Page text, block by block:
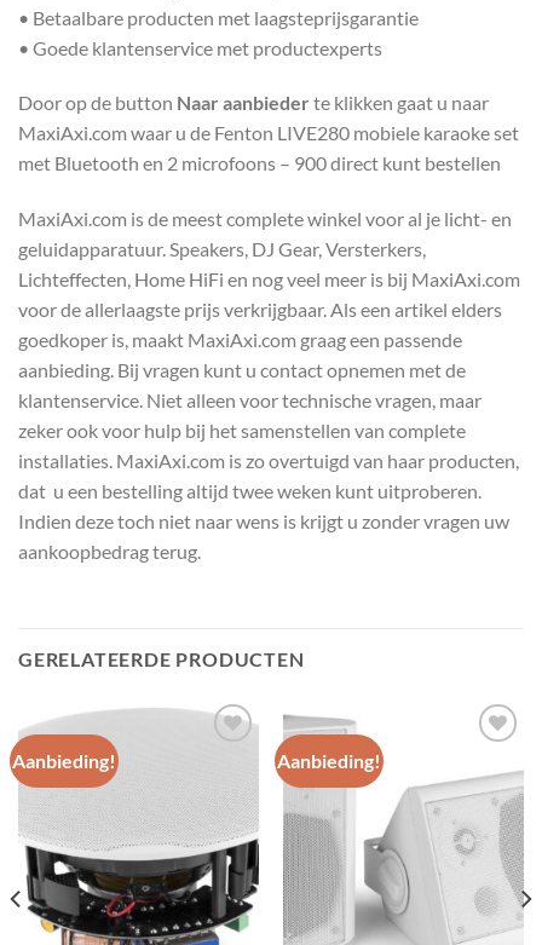
• Betaalbare producten met laagsteprijsgarantie
• Goede klantenservice met productexperts
Door op de button Naar aanbieder te klikken gaat u naar
MaxiAxi.com waar u de Fenton LIVE280 mobiele karaoke set
met Bluetooth en 2 microfoons – 900 direct kunt bestellen
MaxiAxi.com is de meest complete winkel voor al je licht- en
geluidapparatuur. Speakers, DJ Gear, Versterkers,
Lichteffecten, Home HiFi en nog veel meer is bij MaxiAxi.com
voor de allerlaagste prijs verkrijgbaar. Als een artikel elders
goedkoper is, maakt MaxiAxi.com graag een passende
aanbieding. Bij vragen kunt u contact opnemen met de
klantenservice. Niet alleen voor technische vragen, maar
zeker ook voor hulp bij het samenstellen van complete
installaties. MaxiAxi.com is zo overtuigd van haar producten,
dat u een bestelling altijd twee weken kunt uitproberen.
Indien deze toch niet naar wens is krijgt u zonder vragen uw
aankoopbedrag terug.
GERELATEERDE PRODUCTEN
Aanbieding!
Toevoegen
aan
wenslijst
Aanbieding!
Toevoegen
wenslijst